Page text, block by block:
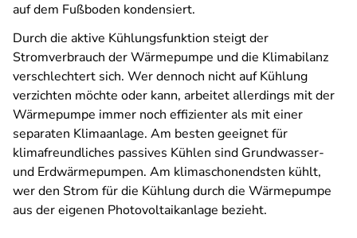
auf dem Fußboden kondensiert.
Durch die aktive Kühlungsfunktion steigt der
Stromverbrauch der Wärmepumpe und die Klimabilanz
verschlechtert sich. Wer dennoch nicht auf Kühlung
verzichten möchte oder kann, arbeitet allerdings mit der
Wärmepumpe immer noch effizienter als mit einer
separaten Klimaanlage. Am besten geeignet für
klimafreundliches passives Kühlen sind Grundwasser-
und Erdwärmepumpen. Am klimaschonendsten kühlt,
wer den Strom für die Kühlung durch die Wärmepumpe
aus der eigenen Photovoltaikanlage bezieht.